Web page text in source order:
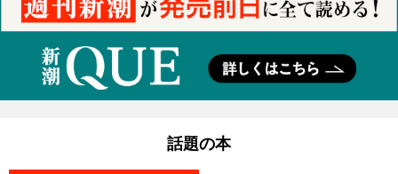
話題の本